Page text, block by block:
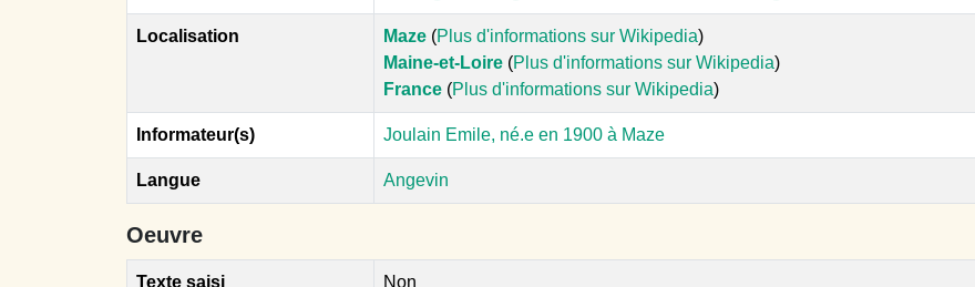
Localisation Maze (Plus d'informations sur Wikipedia)
Maine-et-Loire (Plus d'informations sur Wikipedia)
France (Plus d'informations sur Wikipedia)
Informateur(s) Joulain Emile, né.e en 1900 à Maze
Langue Angevin
Oeuvre
Texte saisi Non